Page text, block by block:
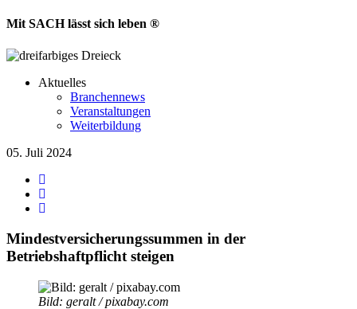
Mit SACH lässt sich leben ®
Aktuelles
Branchennews
Veranstaltungen
Weiterbildung
05. Juli 2024
Mindestversicherungssummen in der
Betriebshaftpflicht steigen
Bild: geralt / pixabay.com